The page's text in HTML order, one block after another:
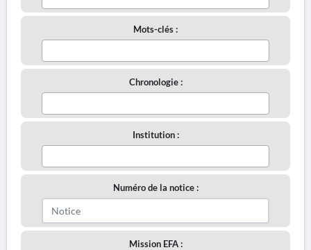
Mots-clés :
Chronologie :
Institution :
Numéro de la notice :
Mission EFA :